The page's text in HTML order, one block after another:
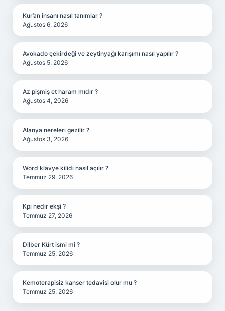
Kur’an insanı nasıl tanımlar ?
Ağustos 6, 2026
Avokado çekirdeği ve zeytinyağı karışımı nasıl yapılır ?
Ağustos 5, 2026
Az pişmiş et haram mıdır ?
Ağustos 4, 2026
Alanya nereleri gezilir ?
Ağustos 3, 2026
Word klavye kilidi nasıl açılır ?
Temmuz 29, 2026
Kpi nedir ekşi ?
Temmuz 27, 2026
Dilber Kürt ismi mi ?
Temmuz 25, 2026
Kemoterapisiz kanser tedavisi olur mu ?
Temmuz 25, 2026